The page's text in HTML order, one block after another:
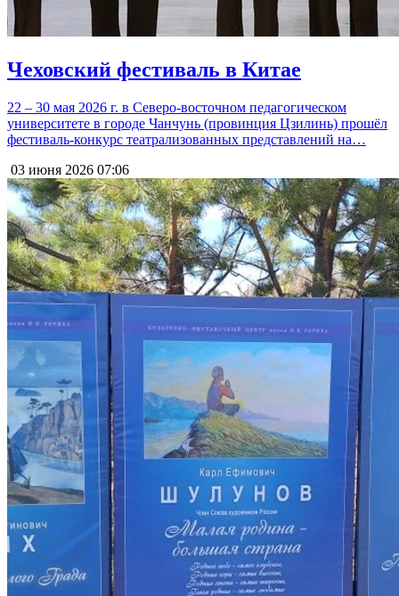
Чеховский фестиваль в Китае
22 – 30 мая 2026 г. в Северо-восточном педагогическом
университете в городе Чанчунь (провинция Цзилинь) прошёл
фестиваль-конкурс театрализованных представлений на…
03 июня 2026 07:06